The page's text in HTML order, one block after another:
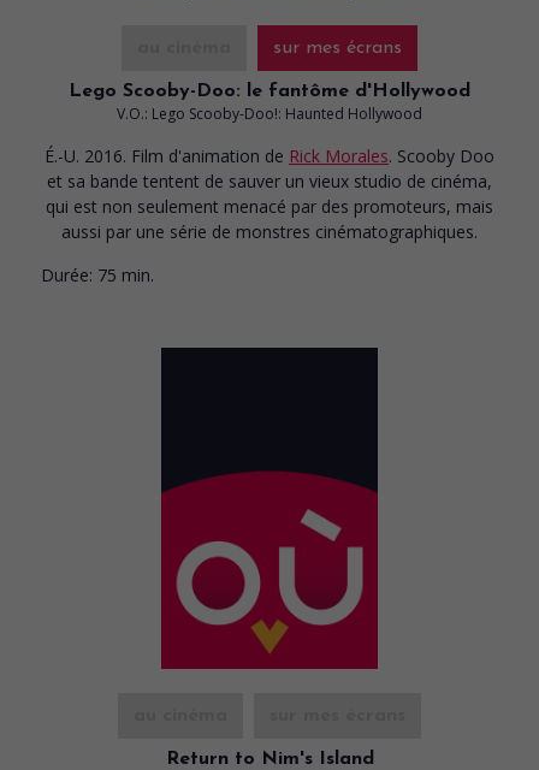
sur mes écrans
Lego Scooby-Doo: le fantôme d'Hollywood
V.O.: Lego Scooby-Doo!: Haunted Hollywood
É.-U. 2016. Film d'animation de Rick Morales. Scooby Doo
et sa bande tentent de sauver un vieux studio de cinéma,
qui est non seulement menacé par des promoteurs, mais
aussi par une série de monstres cinématographiques.
Durée: 75 min.
Return to Nim's Island